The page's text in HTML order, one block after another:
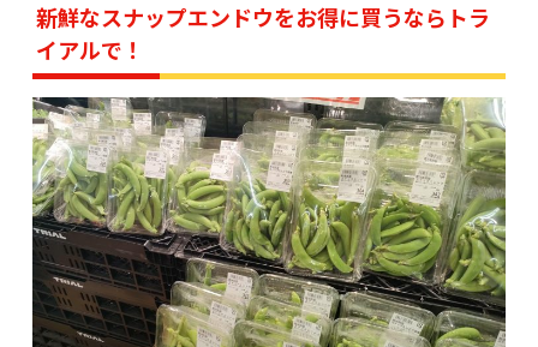
新鮮なスナップエンドウをお得に買うならトラ
イアルで！